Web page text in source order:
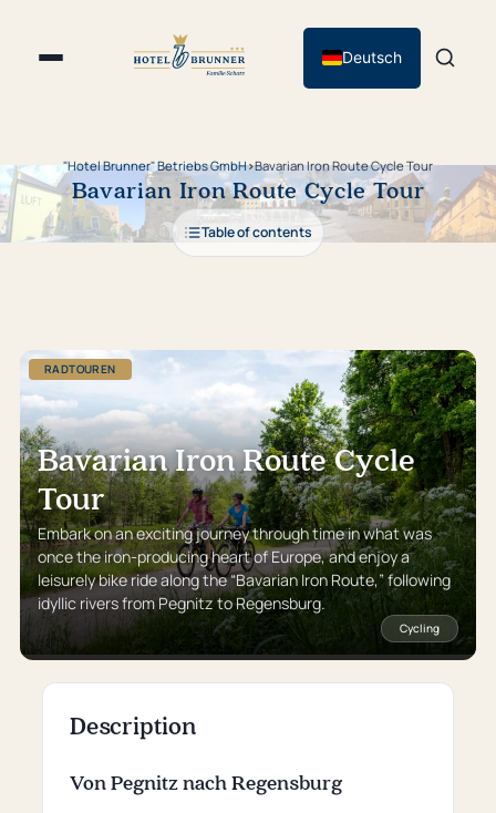
Deutsch
"Hotel Brunner" Betriebs GmbH›Bavarian Iron Route Cycle Tour
Bavarian Iron Route Cycle Tour
Table of contents
RADTOUREN
Bavarian Iron Route Cycle
Tour
Embark on an exciting journey through time in what was
once the iron-producing heart of Europe, and enjoy a
leisurely bike ride along the “Bavarian Iron Route,” following
idyllic rivers from Pegnitz to Regensburg.
Cycling
Description
Von Pegnitz nach Regensburg